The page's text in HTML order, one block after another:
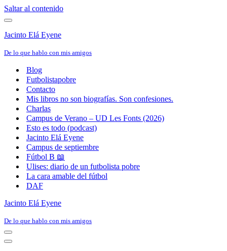
Saltar al contenido
Menú
navegación
Jacinto Elá Eyene
De lo que hablo con mis amigos
Blog
Futbolistapobre
Contacto
Mis libros no son biografías. Son confesiones.
Charlas
Campus de Verano – UD Les Fonts (2026)
Esto es todo (podcast)
Jacinto Elá Eyene
Campus de septiembre
Fútbol B 📖
Ulises: diario de un futbolista pobre
La cara amable del fútbol
DAF
Jacinto Elá Eyene
De lo que hablo con mis amigos
Menú
de
Menú